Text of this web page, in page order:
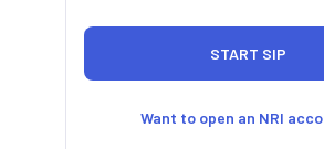
Want to open an NRI